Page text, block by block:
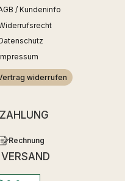
/ Kundeninfo
widerrufen
Rechnung